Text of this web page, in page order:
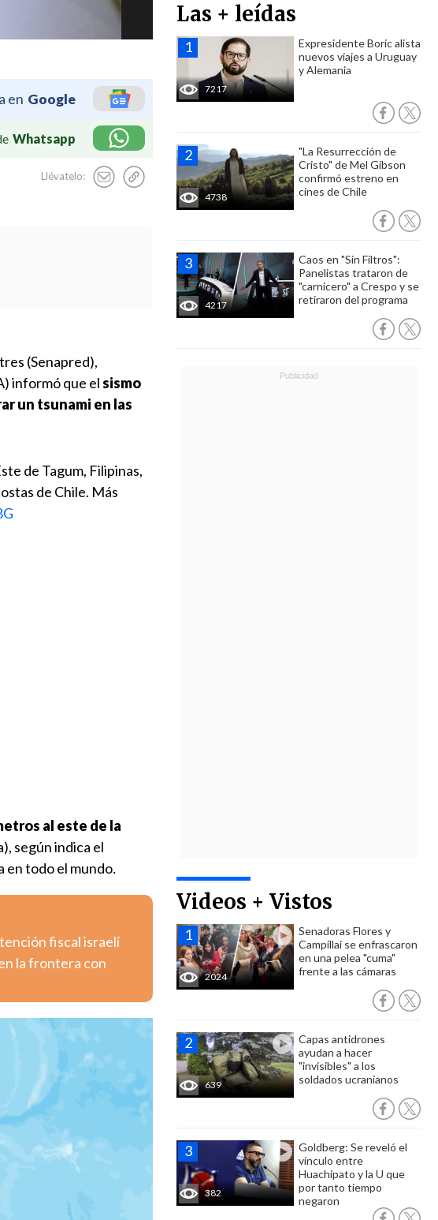
en Google
Whatsapp
Llévatelo:
Las + leídas
7217
Expresidente Boric alista
nuevos viajes a Uruguay
y Alemania
4738
"La Resurrección de
Cristo" de Mel Gibson
confirmó estreno en
cines de Chile
4217
Caos en "Sin Filtros":
Panelistas trataron de
"carnicero" a Crespo y se
retiraron del programa
Videos + Vistos
2024
Senadoras Flores y
Campillai se enfrascaron
en una pelea "cuma"
frente a las cámaras
639
Capas antidrones
ayudan a hacer
"invisibles" a los
soldados ucranianos
382
Goldberg: Se reveló el
vínculo entre
Huachipato y la U que
por tanto tiempo
negaron
(Senapred),
informó que elsismo
un tsunami en las
de Tagum, Filipinas,
de Chile. Más
al este de la
según indica el
en todo el mundo.
fiscal israelí
la frontera con